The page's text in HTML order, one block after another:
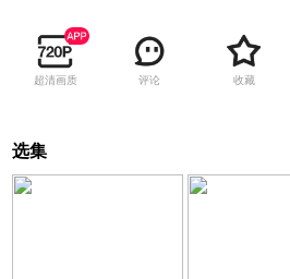
超清画质 评论 收藏
选集